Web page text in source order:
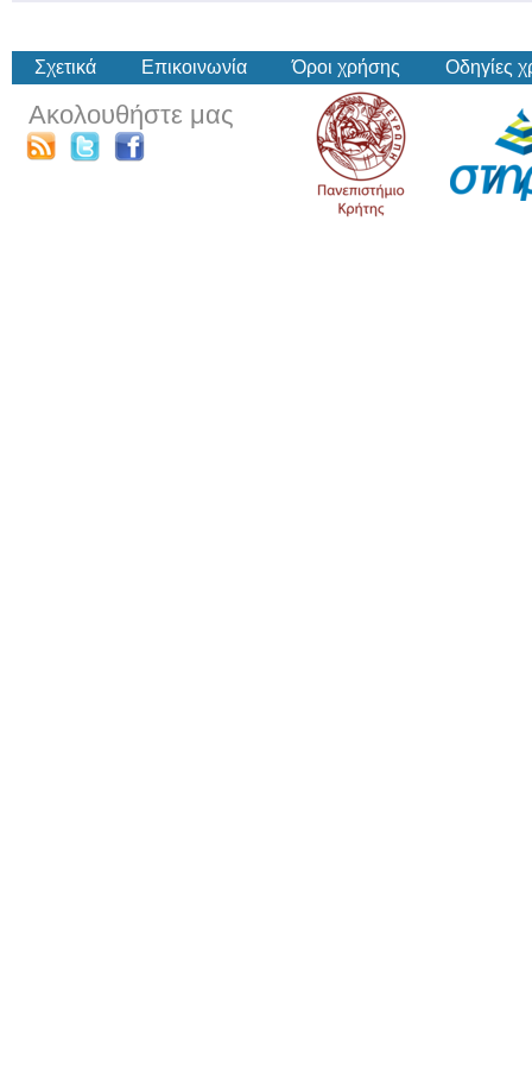
Σχετικά Επικοινωνία Όροι χρήσης Οδηγίες
Ακολουθήστε μας